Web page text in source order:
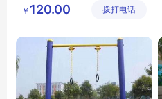
田径用品行情报价
制造有限
￥ 120.00 拨打电话